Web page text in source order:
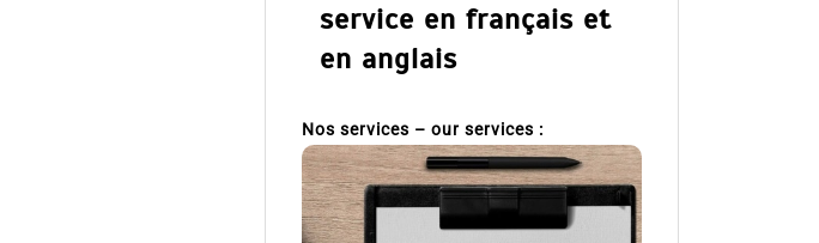
service en français et
en anglais
Nos services – our services :